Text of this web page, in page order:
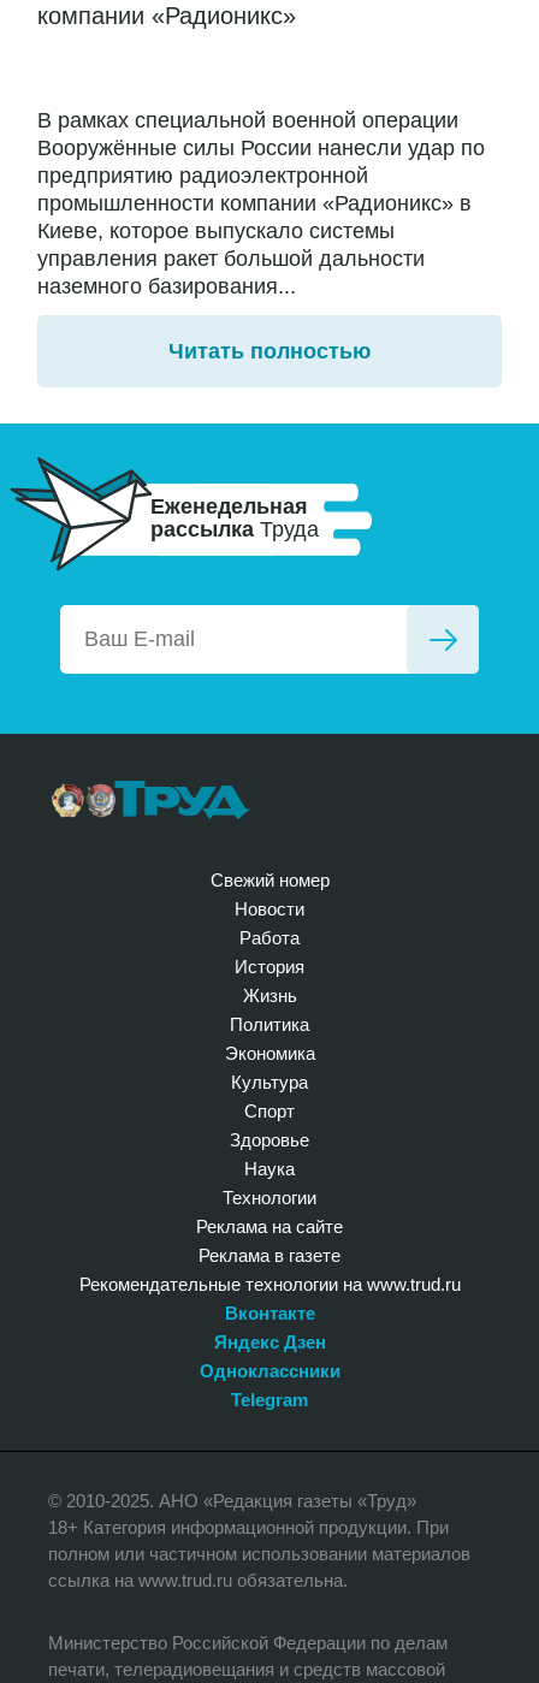
компании «Радионикс»
В рамках специальной военной операции
Вооружённые силы России нанесли удар по
предприятию радиоэлектронной
промышленности компании «Радионикс» в
Киеве, которое выпускало системы
управления ракет большой дальности
наземного базирования...
Читать полностью
Еженедельная
рассылка Труда
Свежий номер
Новости
Работа
История
Жизнь
Политика
Экономика
Культура
Спорт
Здоровье
Наука
Технологии
Реклама на сайте
Реклама в газете
Рекомендательные технологии на www.trud.ru
Вконтакте
Яндекс Дзен
Одноклассники
Telegram
© 2010-2025. АНО «Редакция газеты «Труд»
18+ Категория информационной продукции. При
полном или частичном использовании материалов
ссылка на www.trud.ru обязательна.
Министерство Российской Федерации по делам
печати, телерадиовещания и средств массовой